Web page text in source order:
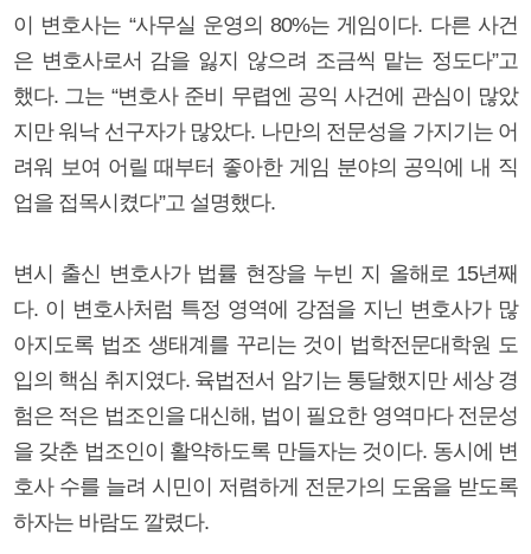
이 변호사는 “사무실 운영의 80%는 게임이다. 다른 사건
은 변호사로서 감을 잃지 않으려 조금씩 맡는 정도다”고
했다. 그는 “변호사 준비 무렵엔 공익 사건에 관심이 많았
지만 워낙 선구자가 많았다. 나만의 전문성을 가지기는 어
려워 보여 어릴 때부터 좋아한 게임 분야의 공익에 내 직
업을 접목시켰다”고 설명했다.
변시 출신 변호사가 법률 현장을 누빈 지 올해로 15년째
다. 이 변호사처럼 특정 영역에 강점을 지닌 변호사가 많
아지도록 법조 생태계를 꾸리는 것이 법학전문대학원 도
입의 핵심 취지였다. 육법전서 암기는 통달했지만 세상 경
험은 적은 법조인을 대신해, 법이 필요한 영역마다 전문성
을 갖춘 법조인이 활약하도록 만들자는 것이다. 동시에 변
호사 수를 늘려 시민이 저렴하게 전문가의 도움을 받도록
하자는 바람도 깔렸다.